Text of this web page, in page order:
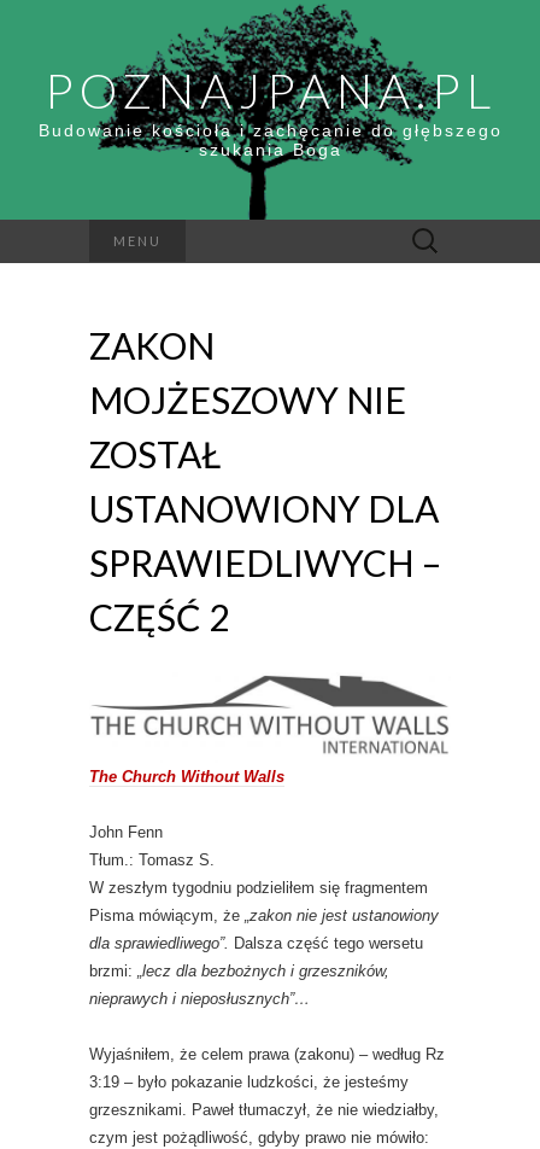
POZNAJPANA.PL
Budowanie kościoła i zachęcanie do głębszego
szukania Boga
MENU Szukaj:
ZAKON
MOJŻESZOWY NIE
ZOSTAŁ
USTANOWIONY DLA
SPRAWIEDLIWYCH –
CZĘŚĆ 2
The Church Without Walls
John Fenn
Tłum.: Tomasz S.
W zeszłym tygodniu podzieliłem się fragmentem
Pisma mówiącym, że „zakon nie jest ustanowiony
dla sprawiedliwego”. Dalsza część tego wersetu
brzmi: „lecz dla bezbożnych i grzeszników,
nieprawych i nieposłusznych”…
Wyjaśniłem, że celem prawa (zakonu) – według Rz
3:19 – było pokazanie ludzkości, że jesteśmy
grzesznikami. Paweł tłumaczył, że nie wiedziałby,
czym jest pożądliwość, gdyby prawo nie mówiło: